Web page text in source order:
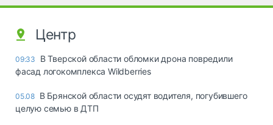
Центр
09:33
В Тверской области обломки дрона повредили
фасад логокомплекса Wildberries
05.08 В Брянской области осудят водителя, погубившего
целую семью в ДТП